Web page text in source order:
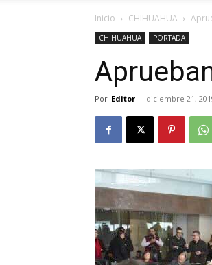
Inicio CHIHUAHUA
CHIHUAHUA PORTADA
Por Editor - diciembre 21,